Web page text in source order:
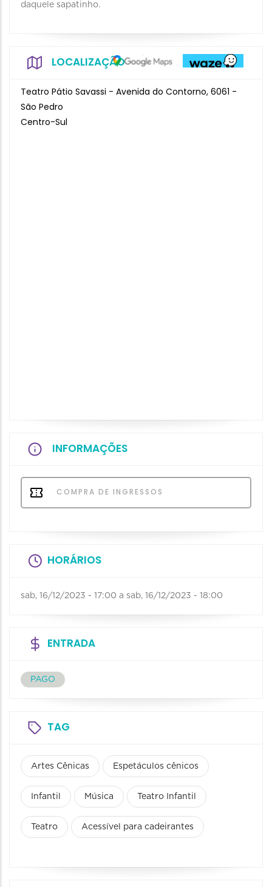
daquele sapatinho.
LOCALIZAÇÃO
Teatro Pátio Savassi - Avenida do Contorno, 6061 -
São Pedro
Centro-Sul
INFORMAÇÕES
COMPRA DE INGRESSOS
HORÁRIOS
sab, 16/12/2023 - 17:00 a sab, 16/12/2023 - 18:00
ENTRADA
PAGO
TAG
Artes Cênicas Espetáculos cênicos
Infantil Música Teatro Infantil
Teatro Acessível para cadeirantes